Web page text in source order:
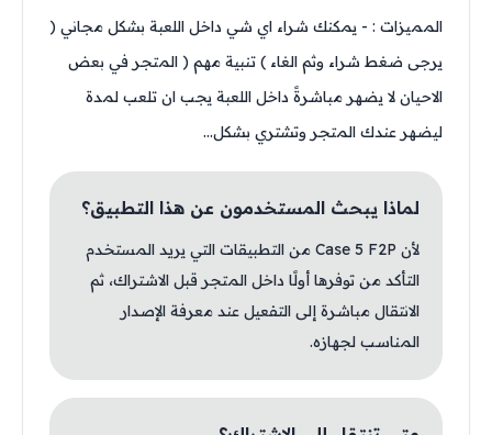
المميزات : - يمكنك شراء اي شي داخل اللعبة بشكل مجاني (
يرجى ضغط شراء وثم الغاء ) تنبية مهم ( المتجر في بعض
الاحيان لا يضهر مباشرةً داخل اللعبة يجب ان تلعب لمدة
ليضهر عندك المتجر وتشتري بشكل...
لماذا يبحث المستخدمون عن هذا التطبيق؟
لأن Case 5 F2P من التطبيقات التي يريد المستخدم
التأكد من توفرها أولًا داخل المتجر قبل الاشتراك، ثم
الانتقال مباشرة إلى التفعيل عند معرفة الإصدار
المناسب لجهازه.